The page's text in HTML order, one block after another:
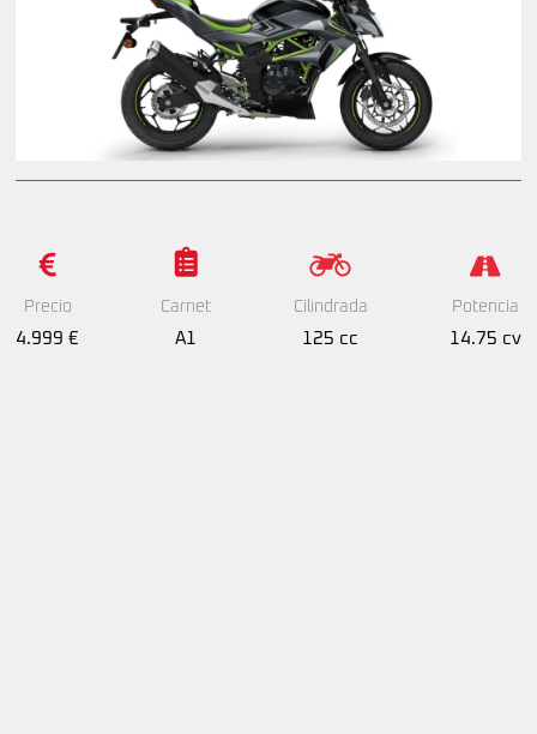
Precio
4.999 €
Carnet
A1
Cilindrada
125 cc
Potencia
14.75 cv